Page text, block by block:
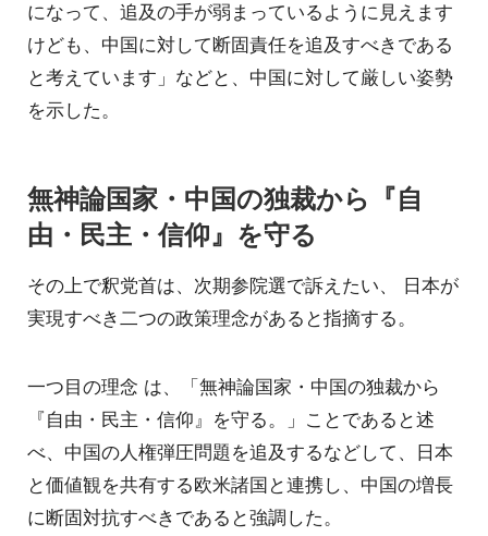
になって、追及の手が弱まっているように見えます
けども、中国に対して断固責任を追及すべきである
と考えています」などと、中国に対して厳しい姿勢
を示した。
無神論国家・中国の独裁から『自
由・民主・信仰』を守る
その上で釈党首は、次期参院選で訴えたい、 日本が
実現すべき二つの政策理念があると指摘する。
一つ目の理念 は、「無神論国家・中国の独裁から
『自由・民主・信仰』を守る。」ことであると述
べ、中国の人権弾圧問題を追及するなどして、日本
と価値観を共有する欧米諸国と連携し、中国の増長
に断固対抗すべきであると強調した。